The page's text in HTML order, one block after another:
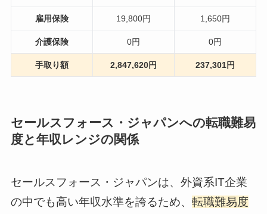
雇用保険 19,800円 1,650円
介護保険 0円 0円
手取り額 2,847,620円 237,301円
セールスフォース・ジャパンへの転職難易
度と年収レンジの関係
セールスフォース・ジャパンは、外資系IT企業
の中でも高い年収水準を誇るため、 転職難易度